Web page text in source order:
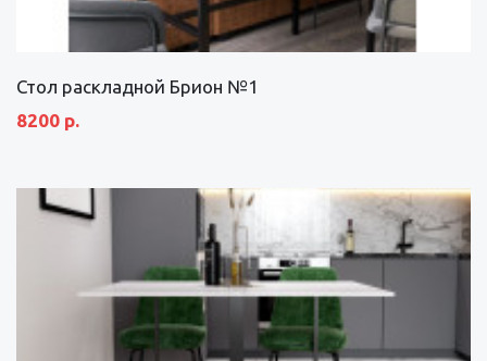
Стол раскладной Брион №1
8200 р.